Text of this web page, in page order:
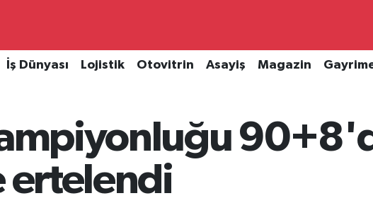
İş Dünyası Lojistik Otovitrin Asayiş Magazin
ertelendi